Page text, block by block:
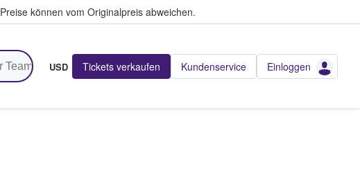
Preise können vom Originalpreis abweichen.
USD Tickets verkaufen Kundenservice Einloggen